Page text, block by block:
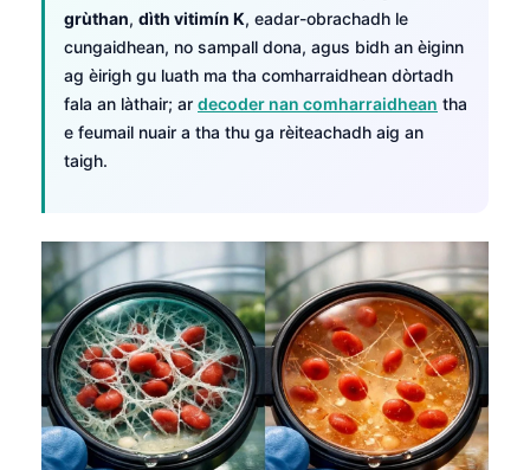
grùthan, dìth vitimín K, eadar-obrachadh le
cungaidhean, no sampall dona, agus bidh an èiginn
ag èirigh gu luath ma tha comharraidhean dòrtadh
fala an làthair; ar decoder nan comharraidhean tha
e feumail nuair a tha thu ga rèiteachadh aig an
taigh.